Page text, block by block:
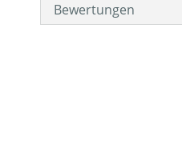
Bewertungen